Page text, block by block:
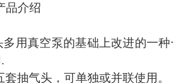
品介绍
用真空泵的基础上改进的一
.
抽气头，可单独或并联使用。